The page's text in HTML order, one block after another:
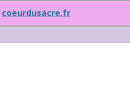
coeurdusacre.fr